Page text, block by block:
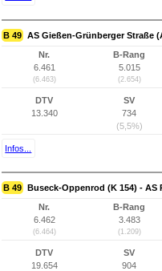
B 49 AS Gießen-Grünberger Straße
Nr.
6.461
(6.463)
B-Rang
5.015
(2.654)
DTV
13.340
SV
734
(5,5%)
Infos...
B 49 Buseck-Oppenrod (K 154) - AS
Nr.
6.462
(6.464)
B-Rang
3.483
(1.209)
DTV
19.654
SV
904